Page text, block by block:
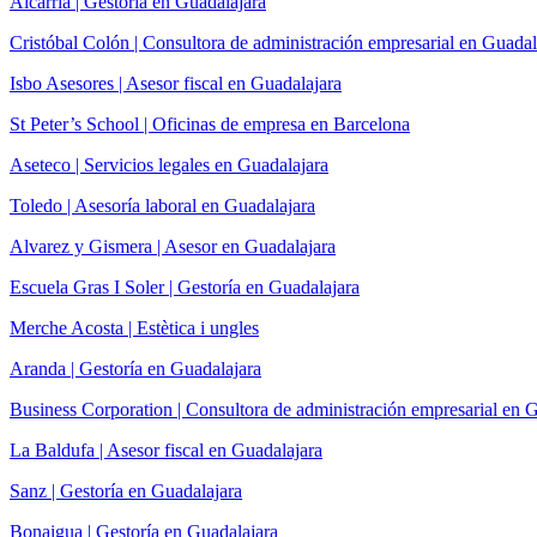
Cristóbal Colón | Consultora de administración empresarial en
Isbo Asesores | Asesor fiscal en Guadalajara
St Peter’s School | Oficinas de empresa en Barcelona
Aseteco | Servicios legales en Guadalajara
Toledo | Asesoría laboral en Guadalajara
Alvarez y Gismera | Asesor en Guadalajara
Escuela Gras I Soler | Gestoría en Guadalajara
Merche Acosta | Estètica i ungles
Aranda | Gestoría en Guadalajara
Business Corporation | Consultora de administración empresarial en
La Baldufa | Asesor fiscal en Guadalajara
Sanz | Gestoría en Guadalajara
Bonaigua | Gestoría en Guadalajara